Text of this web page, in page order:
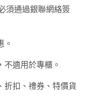
須通過銀聯網絡簽
。
適用於專櫃。
折扣、禮券、特價貨